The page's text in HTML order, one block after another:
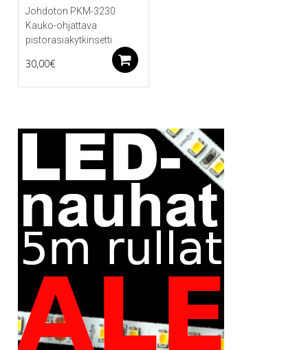
Johdoton PKM-3230
Kauko-ohjattava
pistorasiakytkinsetti
30,00€